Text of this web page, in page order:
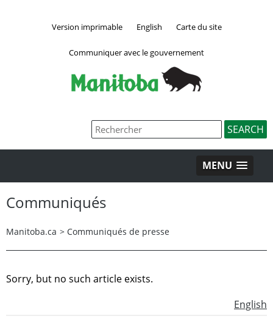
Version imprimable English Carte du site
Communiquer avec le gouvernement
MENU
Communiqués
Manitoba.ca > Communiqués de presse
Sorry, but no such article exists.
English